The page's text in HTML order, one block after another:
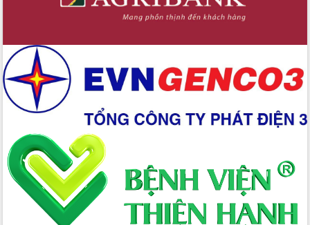
Lãnh đạo tỉnh dâng hương tưởng niệm
tại Đập Đồng Cam đầu Xuân Bính Ngọ
trưởng đạt 5,86% trong năm 2026
UBND tỉnh Đắk Lắk triển khai công tác
quốc phòng, quân sự địa phương năm
2026
Đắk Lắk tập trung toàn lực khắc phục
tồn tại IUU, sẵn sàng làm việc với
Đoàn thanh tra EC
Chủ tịch UBND tỉnh Tạ Anh Tuấn thăm,
chúc mừng các bệnh viện nhân Ngày
Thầy thuốc Việt Nam
Rộn ràng lễ hội truyền thống Sông
nước Đà Nông lần thứ I năm 2026